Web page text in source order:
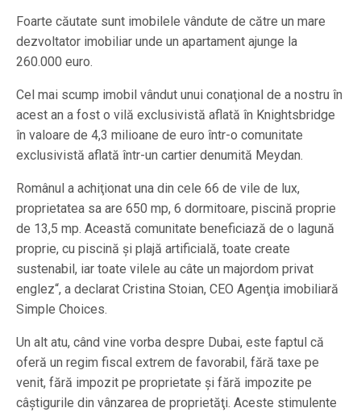
Foarte căutate sunt imobilele vândute de către un mare
dezvoltator imobiliar unde un apartament ajunge la
260.000 euro.
Cel mai scump imobil vândut unui conaţional de a nostru în
acest an a fost o vilă exclusivistă aflată în Knightsbridge
în valoare de 4,3 milioane de euro într-o comunitate
exclusivistă aflată într-un cartier denumită Meydan.
Românul a achiţionat una din cele 66 de vile de lux,
proprietatea sa are 650 mp, 6 dormitoare, piscină proprie
de 13,5 mp. Această comunitate beneficiază de o lagună
proprie, cu piscină şi plajă artificială, toate create
sustenabil, iar toate vilele au câte un majordom privat
englez“, a declarat Cristina Stoian, CEO Agenţia imobiliară
Simple Choices.
Un alt atu, când vine vorba despre Dubai, este faptul că
oferă un regim fiscal extrem de favorabil, fără taxe pe
venit, fără impozit pe proprietate şi fără impozite pe
câştigurile din vânzarea de proprietăţi. Aceste stimulente